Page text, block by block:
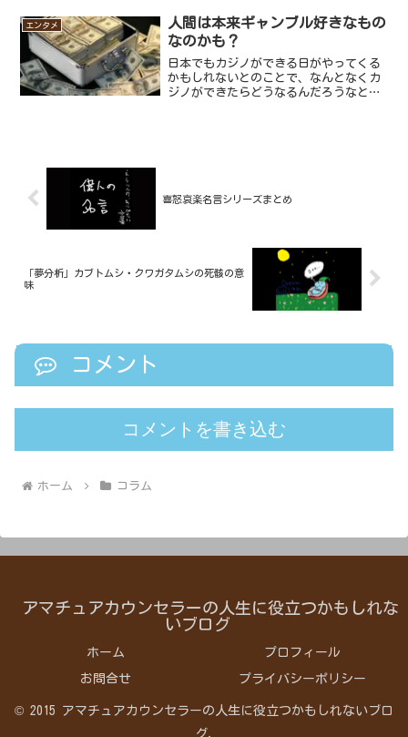
った回でしたが、視聴者の反応も賛否両
論ありつつも結構話題にな...
エンタメ
人間は本来ギャンブル好きなもの
なのかも？
日本でもカジノができる日がやってくる
かもしれないとのことで、なんとなくカ
ジノができたらどうなるんだろうなと考
喜怒哀楽名言シリーズまとめ
「夢分析」カブトムシ・クワガタムシの死骸の意
味
コメント
コメントを書き込む
ホーム コラム
アマチュアカウンセラーの人生に役立つかもしれな
いブログ
ホーム プロフィール
お問合せ プライバシーポリシー
© 2015 アマチュアカウンセラーの人生に役立つかもしれないブロ
グ.